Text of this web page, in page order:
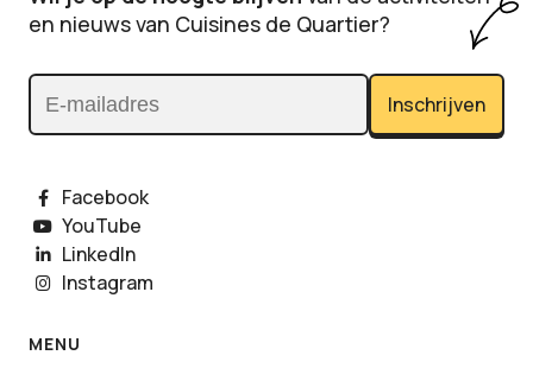
en nieuws van Cuisines de Quartier?
E-mailadres Inschrijven
Facebook
YouTube
LinkedIn
Instagram
MENU